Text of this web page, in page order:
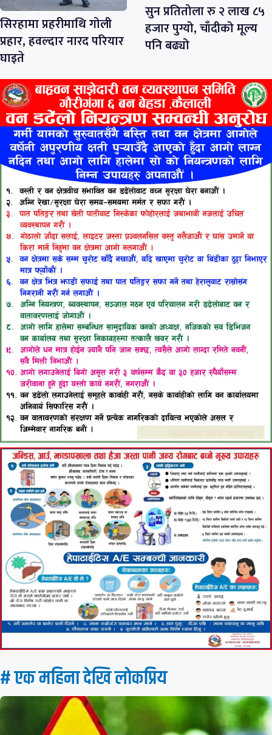
सिरहामा प्रहरीमाथि गोली
प्रहार, हवल्दार नारद परियार
घाइते
सुन प्रतितोला रु २ लाख ८५
हजार पुग्यो, चाँदीको मूल्य
पनि बढ्यो
# एक महिना देखि लाेकप्रिय